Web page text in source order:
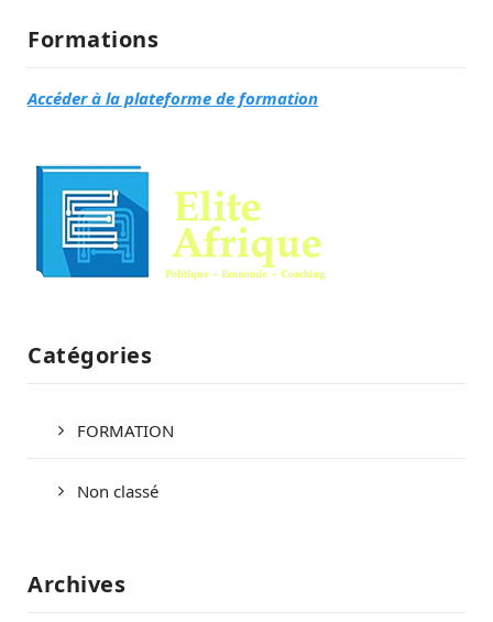
Formations
Accéder à la plateforme de formation
Catégories
FORMATION
Non classé
Archives